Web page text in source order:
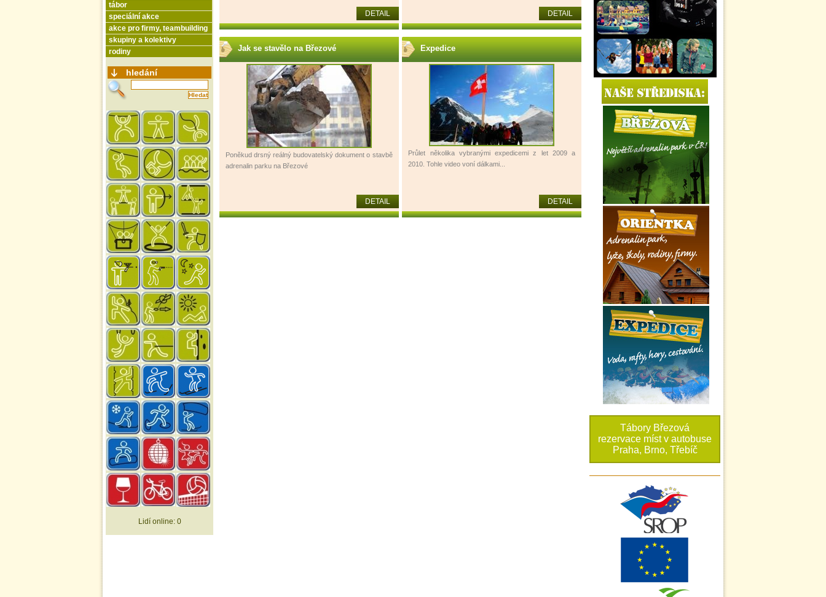
DETAIL DETAIL
Jak se stavělo na Březové
Poněkud drsný reálný budovatelský dokument o stavbě
adrenalin parku na Březové
DETAIL
Expedice
Průlet několika vybranými expedicemi z let 2009 a
2010. Tohle video voní dálkami...
DETAIL
tábor
speciální akce
akce pro firmy, teambuilding
skupiny a kolektivy
rodiny
hledání
Lidí online: 0
Tábory Březová
rezervace míst v autobuse
Praha, Brno, Třebíč